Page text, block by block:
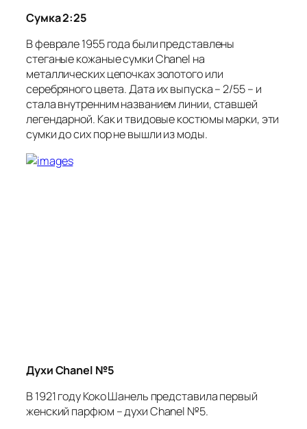
Сумка 2:25
В феврале 1955 года были представлены
стеганые кожаные сумки Chanel на
металлических цепочках золотого или
серебряного цвета. Дата их выпуска – 2/55 – и
стала внутренним названием линии, ставшей
легендарной. Как и твидовые костюмы марки, эти
сумки до сих пор не вышли из моды.
Духи Chanel №5
В 1921 году Коко Шанель представила первый
женский парфюм – духи Chanel №5.